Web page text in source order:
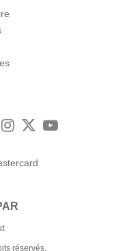
Instagram
TwitterYouTube
réservés.